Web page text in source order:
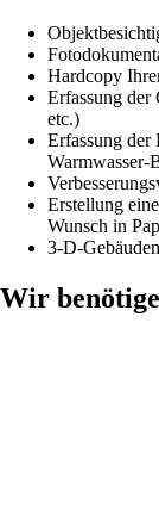
Hardcopy
Erfassung der
etc.)
Erfassung der
Warmwasser-
Erstellung
Wunsch in
3-D-
Wir